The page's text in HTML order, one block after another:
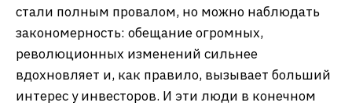
стали полным провалом, но можно наблюдать
закономерность: обещание огромных,
революционных изменений сильнее
вдохновляет и, как правило, вызывает больший
интерес у инвесторов. И эти люди в конечном